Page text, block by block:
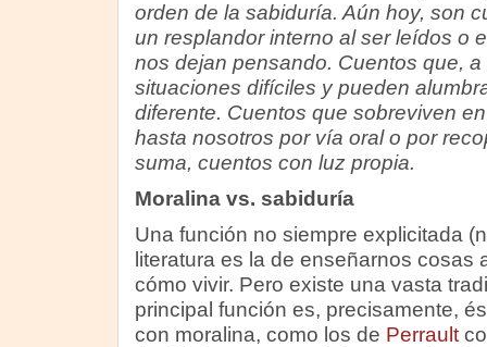
orden de la sabiduría. Aún hoy, son
un resplandor interno al ser leídos o
nos dejan pensando. Cuentos que,
situaciones difíciles y pueden
diferente. Cuentos que sobreviven
hasta nosotros por vía oral o por
suma, cuentos con luz propia.
Moralina vs. sabiduría
Una función no siempre explicitada
literatura es la de enseñarnos cosas
cómo vivir. Pero existe una vasta
principal función es, precisamente,
con moralina, como los de Perrault